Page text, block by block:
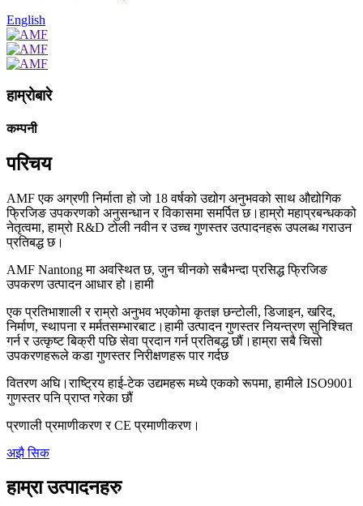
English
हाम्रोबारे
कम्पनी
परिचय
AMF एक अग्रणी निर्माता हो जो 18 वर्षको उद्योग अनुभवको साथ औद्योगिक
फ्रिजिङ उपकरणको अनुसन्धान र विकासमा समर्पित छ।हाम्रो महाप्रबन्धकको
नेतृत्वमा, हाम्रो R&D टोली नवीन र उच्च गुणस्तर उत्पादनहरू उपलब्ध गराउन
प्रतिबद्ध छ।
AMF Nantong मा अवस्थित छ, जुन चीनको सबैभन्दा प्रसिद्ध फ्रिजिङ
उपकरण उत्पादन आधार हो।हामी
एक प्रतिभाशाली र राम्रो अनुभव भएकोमा कृतज्ञ छन्टोली, डिजाइन, खरिद,
निर्माण, स्थापना र मर्मतसम्भारबाट।हामी उत्पादन गुणस्तर नियन्त्रण सुनिश्चित
गर्न र उत्कृष्ट बिक्री पछि सेवा प्रदान गर्न प्रतिबद्ध छौं।हाम्रा सबै चिसो
उपकरणहरूले कडा गुणस्तर निरीक्षणहरू पार गर्दछ
वितरण अघि।राष्ट्रिय हाई-टेक उद्यमहरू मध्ये एकको रूपमा, हामीले ISO9001
गुणस्तर पनि प्राप्त गरेका छौं
प्रणाली प्रमाणीकरण र CE प्रमाणीकरण।
अझै सिक
हाम्रा उत्पादनहरु